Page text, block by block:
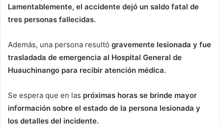
Lamentablemente, el accidente dejó un saldo fatal de
tres personas fallecidas.
Además, una persona resultó gravemente lesionada y fue
trasladada de emergencia al Hospital General de
Huauchinango para recibir atención médica.
Se espera que en las próximas horas se brinde mayor
información sobre el estado de la persona lesionada y
los detalles del incidente.